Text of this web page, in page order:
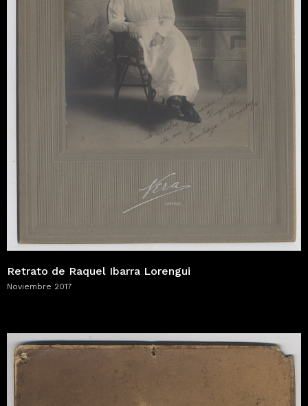
Retrato de Raquel Ibarra Lorengui
Noviembre 2017